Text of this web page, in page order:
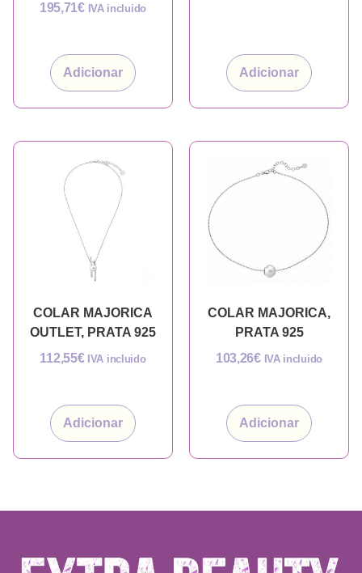
195,71€ IVA incluido
Adicionar Adicionar
COLAR MAJORICA
OUTLET, PRATA 925
112,55€ IVA incluido
Adicionar
COLAR MAJORICA,
PRATA 925
103,26€ IVA incluido
Adicionar